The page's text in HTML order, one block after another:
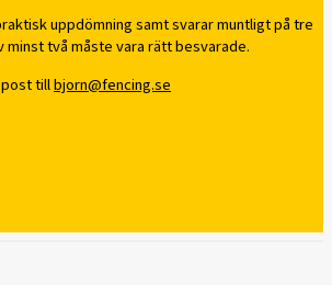
uppdömning samt svarar muntligt på tre
två måste vara rätt besvarade.
post tillbjorn@fencing.se